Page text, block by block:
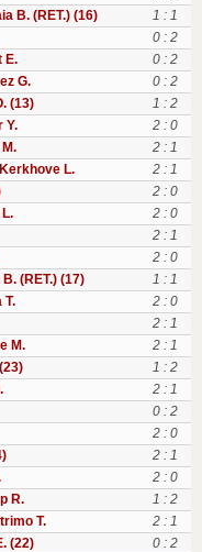
B. (RET.) (16)
1 : 1
0 : 2
E.
0 : 2
G.
0 : 2
(13)
1 : 2
Y.
2 : 0
2 : 1
L.
2 : 1
2 : 0
2 : 0
2 : 1
2 : 0
(RET.) (17)
1 : 1
T.
2 : 0
2 : 1
M.
2 : 1
1 : 2
2 : 1
0 : 2
2 : 0
2 : 1
2 : 0
R.
1 : 2
T.
2 : 1
(22) 0 : 2